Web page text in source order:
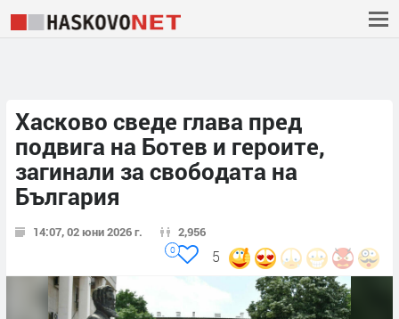
Хасково сведе глава пред
подвига на Ботев и героите,
загинали за свободата на
България
14:07, 02 юни 2026 г. 2,956
5
0